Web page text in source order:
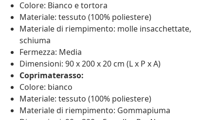
Colore: Bianco e tortora
Materiale: tessuto (100% poliestere)
Materiale di riempimento: molle insacchettate,
schiuma
Fermezza: Media
Dimensioni: 90 x 200 x 20 cm (L x P x A)
Coprimaterasso:
Colore: bianco
Materiale: tessuto (100% poliestere)
Materiale di riempimento: Gommapiuma